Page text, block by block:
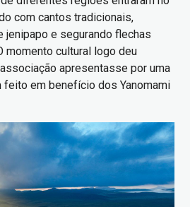
com cantos tradicionais,
jenipapo e segurando flechas
momento cultural logo deu
apresentasse por uma
feito em benefício dos Yanomami